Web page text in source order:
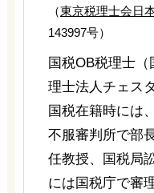
（東京税理士会日
143997号）
国税OB税理士
理士法人チェス
国税在籍時には
不服審判所で部
任教授、国税局
には国税庁で審